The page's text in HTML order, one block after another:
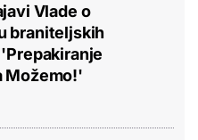
Vlade o
braniteljskih
Možemo!'